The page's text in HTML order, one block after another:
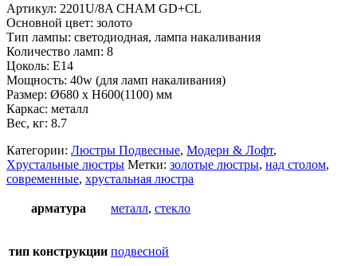
Артикул: 2201U/8A CHAM GD+CL
Основной цвет: золото
Тип лампы: светодиодная, лампа накаливания
Количество ламп: 8
Цоколь: E14
Мощность: 40w (для ламп накаливания)
Размер: Ø680 x H600(1100) мм
Каркас: металл
Вес, кг: 8.7
Категории: Люстры Подвесные, Модерн & Лофт,
Хрустальные люстры Метки: золотые люстры, над столом,
современные, хрустальная люстра
арматура металл, стекло
тип конструкции подвесной